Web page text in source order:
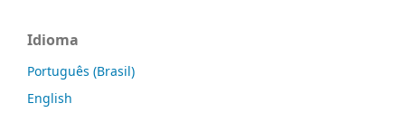
Idioma
Português (Brasil)
English